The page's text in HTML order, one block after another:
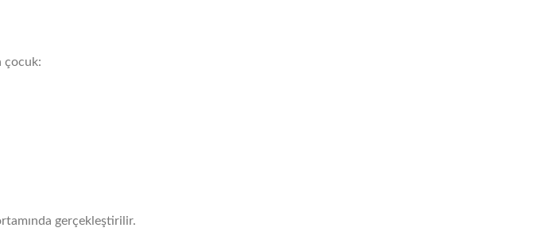
çocuk:
gerçekleştirilir.